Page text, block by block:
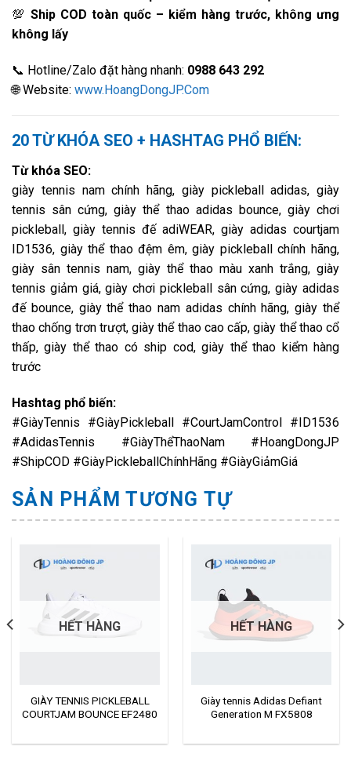
💯 Ship COD toàn quốc – kiểm hàng trước, không ưng
không lấy
📞 Hotline/Zalo đặt hàng nhanh: 0988 643 292
🌐 Website: www.HoangDongJP.Com
20 TỪ KHÓA SEO + HASHTAG PHỔ BIẾN:
Từ khóa SEO:
giày tennis nam chính hãng, giày pickleball adidas, giày
tennis sân cứng, giày thể thao adidas bounce, giày chơi
pickleball, giày tennis đế adiWEAR, giày adidas courtjam
ID1536, giày thể thao đệm êm, giày pickleball chính hãng,
giày sân tennis nam, giày thể thao màu xanh trắng, giày
tennis giảm giá, giày chơi pickleball sân cứng, giày adidas
đế bounce, giày thể thao nam adidas chính hãng, giày thể
thao chống trơn trượt, giày thể thao cao cấp, giày thể thao cổ
thấp, giày thể thao có ship cod, giày thể thao kiểm hàng
trước
Hashtag phổ biến:
#GiàyTennis #GiàyPickleball #CourtJamControl #ID1536
#AdidasTennis #GiàyThểThaoNam #HoangDongJP
#ShipCOD #GiàyPickleballChínhHãng #GiàyGiảmGiá
SẢN PHẨM TƯƠNG TỰ
HẾT HÀNG
GIÀY TENNIS PICKLEBALL
COURTJAM BOUNCE EF2480
HẾT HÀNG
Giày tennis Adidas Defiant
Generation M FX5808